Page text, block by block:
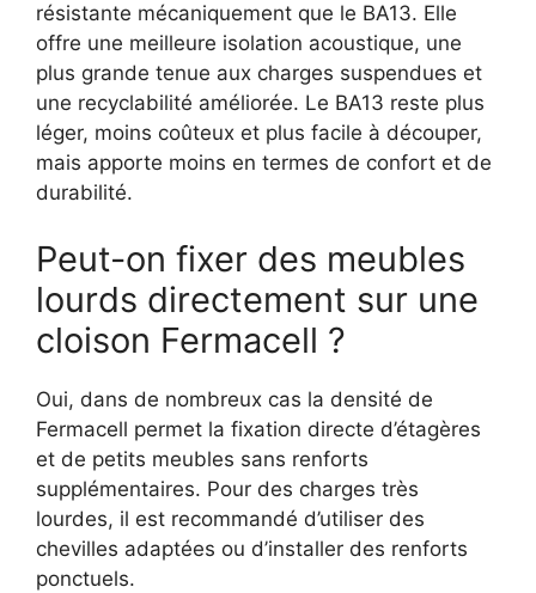
résistante mécaniquement que le BA13. Elle
offre une meilleure isolation acoustique, une
plus grande tenue aux charges suspendues et
une recyclabilité améliorée. Le BA13 reste plus
léger, moins coûteux et plus facile à découper,
mais apporte moins en termes de confort et de
durabilité.
Peut-on fixer des meubles
lourds directement sur une
cloison Fermacell ?
Oui, dans de nombreux cas la densité de
Fermacell permet la fixation directe d’étagères
et de petits meubles sans renforts
supplémentaires. Pour des charges très
lourdes, il est recommandé d’utiliser des
chevilles adaptées ou d’installer des renforts
ponctuels.